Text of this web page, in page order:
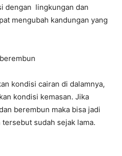
dengan lingkungan dan
mengubah kandungan yang
kondisi cairan di dalamnya,
kondisi kemasan. Jika
berembun maka bisa jadi
sudah sejak lama.